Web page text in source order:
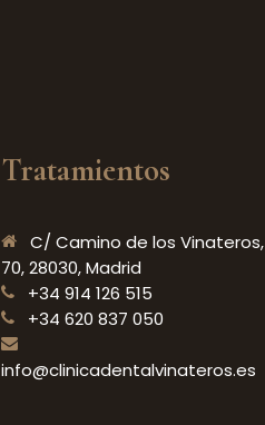
Tratamientos
C/ Camino de los Vinateros,
70, 28030, Madrid
+34 914 126 515
+34 620 837 050
info@clinicadentalvinateros.es